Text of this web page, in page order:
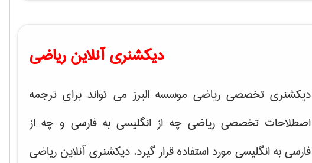
دیکشنری آنلاین ریاضی
دیکشنری تخصصی ریاضی موسسه البرز می تواند برای ترجمه
اصطلاحات تخصصی ریاضی چه از انگلیسی به فارسی و چه از
فارسی به انگلیسی مورد استفاده قرار گیرد. دیکشنری آنلاین ریاضی